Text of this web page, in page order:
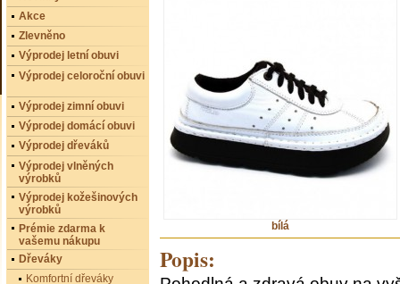
bílá
Popis:
Akce
Zlevněno
Výprodej letní obuvi
Výprodej celoroční obuvi
Výprodej zimní obuvi
Výprodej domácí obuvi
Výprodej dřeváků
Výprodej vlněných
výrobků
Výprodej kožešinových
výrobků
Prémie zdarma k
vašemu nákupu
Dřeváky
Komfortní dřeváky